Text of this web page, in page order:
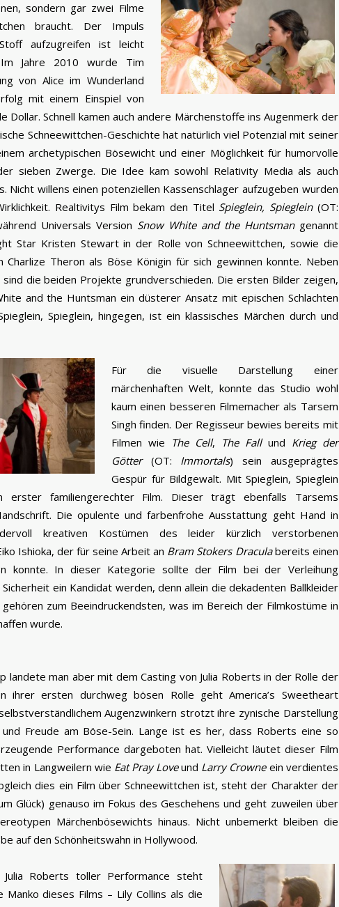
sondern gar zwei Filme
braucht. Der Impuls
aufzugreifen ist leicht
Im Jahre 2010 wurde Tim
von Alice im Wunderland
mit einem Einspiel von
Dollar. Schnell kamen auch andere Märchenstoffe ins Augenmerk der
Schneewittchen-Geschichte hat natürlich viel Potenzial mit seiner
archetypischen Bösewicht und einer Möglichkeit für humorvolle
sieben Zwerge. Die Idee kam sowohl Relativity Media als auch
Nicht willens einen potenziellen Kassenschlager aufzugeben wurden
Realtivitys Film bekam den Titel Spieglein, Spieglein(OT:
Universals Version Snow White and the Huntsmangenannt
Star Kristen Stewart in der Rolle von Schneewittchen, sowie die
Charlize Theron als Böse Königin für sich gewinnen konnte. Neben
die beiden Projekte grundverschieden. Die ersten Bilder zeigen,
and the Huntsman ein düsterer Ansatz mit epischen Schlachten
Spieglein, hingegen, ist ein klassisches Märchen durch und
Für die visuelle Darstellung einer
märchenhaften Welt, konnte das Studio wohl
kaum einen besseren Filmemacher als Tarsem
Singh finden. Der Regisseur bewies bereits mit
Filmen wie The Cell, The Fallund Krieg der
Götter(OT: Immortals) sein ausgeprägtes
Gespür für Bildgewalt. Mit Spieglein, Spieglein
erster familiengerechter Film. Dieser trägt ebenfalls Tarsems
Die opulente und farbenfrohe Ausstattung geht Hand in
kreativen Kostümen des leider kürzlich verstorbenen
Ishioka, der für seine Arbeit an Bram Stokers Draculabereits einen
konnte. In dieser Kategorie sollte der Film bei der Verleihung
ein Kandidat werden, denn allein die dekadenten Ballkleider
zum Beeindruckendsten, was im Bereich der Filmkostüme in
wurde.
landete man aber mit dem Casting von Julia Roberts in der Rolle der
ihrer ersten durchweg bösen Rolle geht America’s Sweetheart
Augenzwinkern strotzt ihre zynische Darstellung
Freude am Böse-Sein. Lange ist es her, dass Roberts eine so
Performance dargeboten hat. Vielleicht läutet dieser Film
in Langweilern wie Eat Pray Loveund Larry Crowneein verdientes
dies ein Film über Schneewittchen ist, steht der Charakter der
Glück) genauso im Fokus des Geschehens und geht zuweilen über
Märchenbösewichts hinaus. Nicht unbemerkt bleiben die
auf den Schönheitswahn in Hollywood.
Roberts toller Performance steht
dieses Films – Lily Collins als die